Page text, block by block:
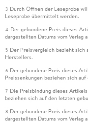
3 Durch Öffnen der Leseprobe
Leseprobe übermittelt werden.
4 Der gebundene Preis dieses
dargestellten Datums vom Verlag
5 Der Preisvergleich bezieht sich
Herstellers.
6 Der gebundene Preis dieses
Preissenkungen beziehen sich
7 Die Preisbindung dieses
beziehen sich auf den letzten
8 Der gebundene Preis dieses
dargestellten Datums vom Verlag